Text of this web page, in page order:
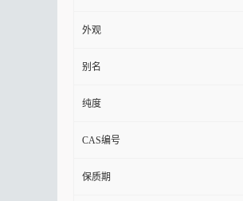
外观
别名
纯度
CAS编号
保质期